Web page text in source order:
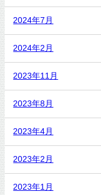
2024年7月
2024年2月
2023年11月
2023年8月
2023年4月
2023年2月
2023年1月